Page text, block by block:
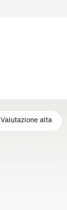
Valutazione alta